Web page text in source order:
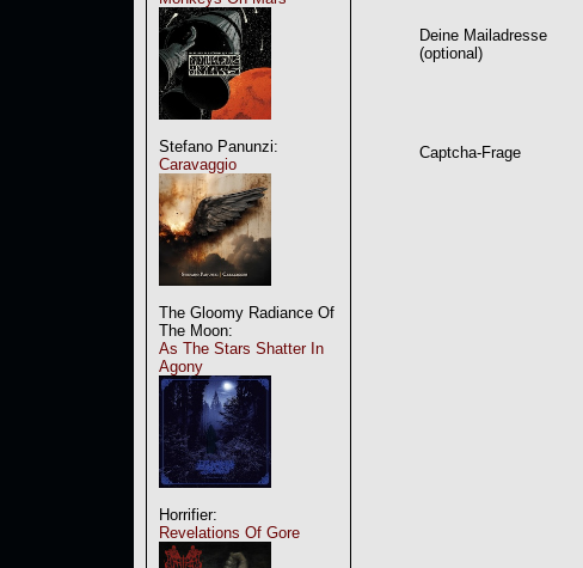
Stefano Panunzi:
Caravaggio
The Gloomy Radiance Of
The Moon:
As The Stars Shatter In
Agony
Horrifier:
Revelations Of Gore
Deine Mailadresse
(optional)
Captcha-Frage